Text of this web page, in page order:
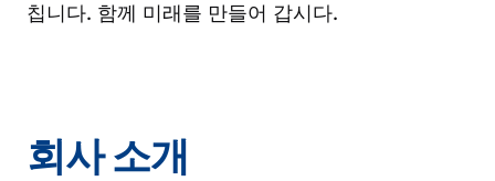
칩니다. 함께 미래를 만들어 갑시다.
회사 소개